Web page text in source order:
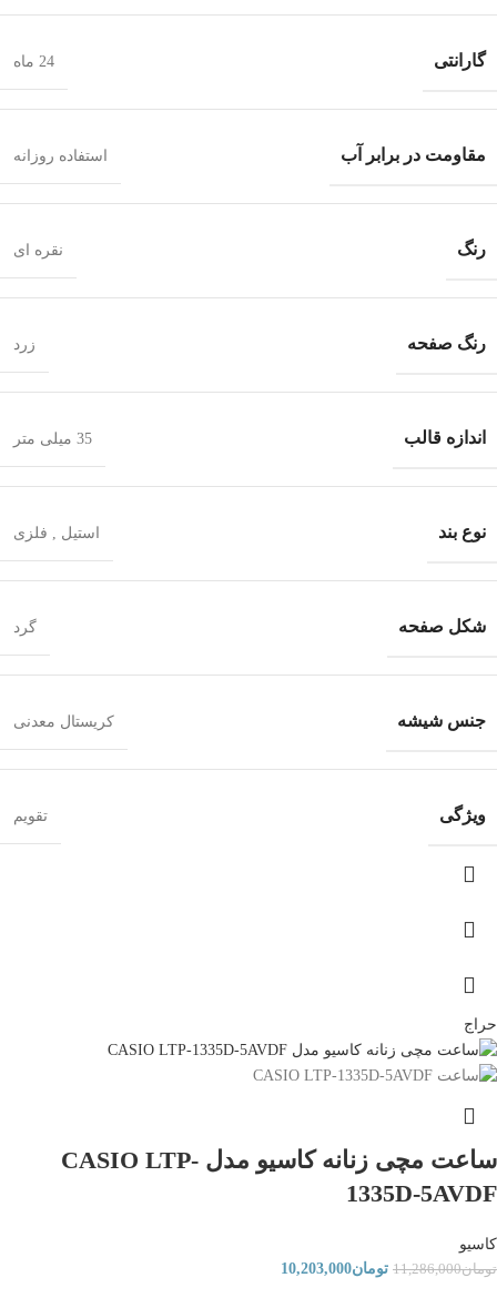
گارانتی 24 ماه
مقاومت در برابر آب استفاده روزانه
رنگ نقره ای
رنگ صفحه زرد
اندازه قالب 35 میلی متر
نوع بند استیل , فلزی
شکل صفحه گرد
جنس شیشه کریستال معدنی
ویژگی تقویم
حراج
ساعت مچی زنانه کاسیو مدل CASIO LTP-
1335D-5AVDF
کاسیو
تومان11,286,000 تومان10,203,000